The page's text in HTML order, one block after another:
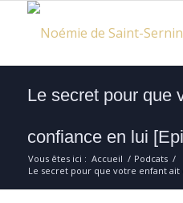
Le secret pour que
confiance en lui
Vous êtes ici : Accueil / Podcats /
Le secret pour que votre enfant ait